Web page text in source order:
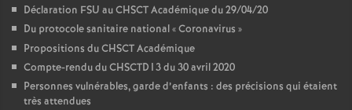
Déclaration FSU au CHSCT Académique du 29/04/20
Du protocole sanitaire national «Coronavirus »
Propositions du CHSCT Académique
Compte-rendu du CHSCTD13 du 30 avril 2020
Personnes vulnérables, garde d’enfants : des précisions qui étaient
très attendues